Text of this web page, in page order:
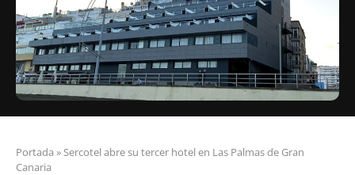
Portada »Sercotel abre su tercer hotel en Las Palmas de Gran
Canaria